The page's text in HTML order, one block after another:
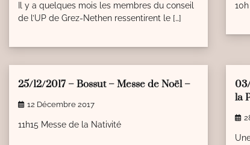
Il y a quelques mois les membres du conseil
de l’UP de Grez-Nethen ressentirent le […]
25/12/2017 – Bossut – Messe de Noël –
12 Décembre 2017
11h15 Messe de la Nativité
la